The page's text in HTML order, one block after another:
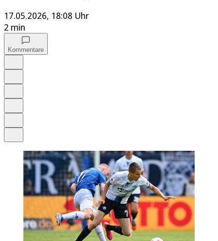
17.05.2026, 18:08 Uhr
2 min
Kommentare